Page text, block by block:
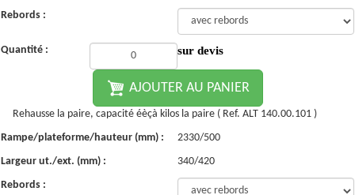
Rebords :
Quantité : sur devis
AJOUTER AU PANIER
Rehausse la paire, capacité éèçà kilos la paire ( Ref. ALT 140.00.101 )
Rampe/plateforme/hauteur (mm) :
2330/500
Largeur ut./ext. (mm) :
340/420
Rebords :